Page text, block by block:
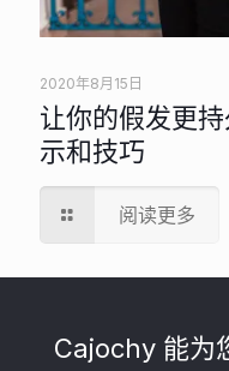
2020年8月15日
让你的假发更
示和技巧
阅读更多
Cajochy 能为